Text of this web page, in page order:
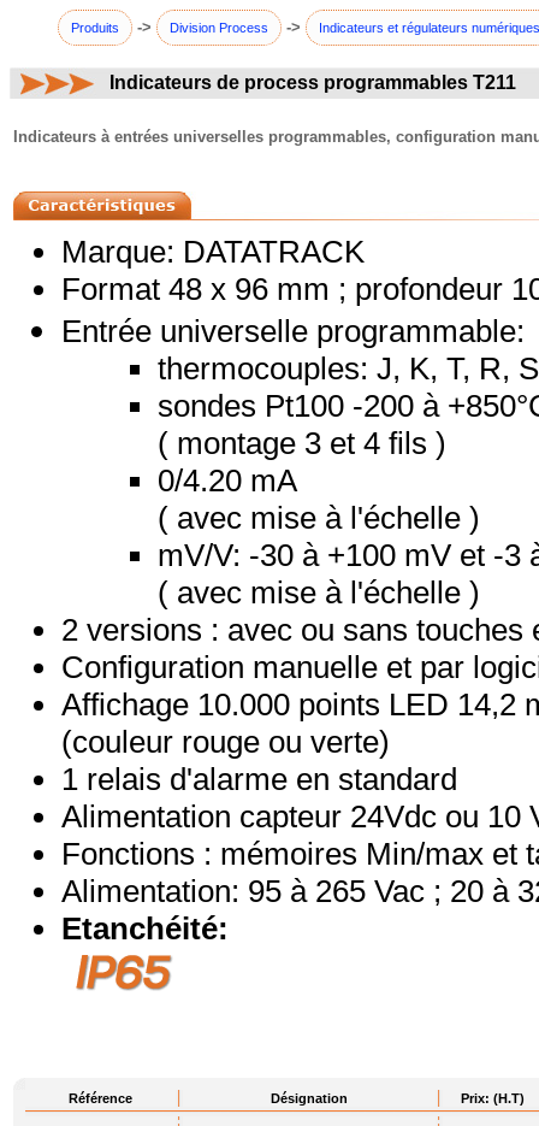
Produits -> Division Process -> Indicateurs et régulateurs numériques
Indicateurs de process programmables T211
Indicateurs à entrées universelles programmables, configuration
Marque: DATATRACK
Format 48 x 96 mm ; profondeur
Entrée universelle programmable:
thermocouples: J, K, T, R,
sondes Pt100 -200 à
( montage 3 et 4 fils )
0/4.20 mA
( avec mise à l'échelle )
mV/V: -30 à +100 mV et -3
( avec mise à l'échelle )
2 versions : avec ou sans touches
Configuration manuelle et par
Affichage 10.000 points LED 14,2
(couleur rouge ou verte)
1 relais d'alarme en standard
Alimentation capteur 24Vdc ou 10
Fonctions : mémoires Min/max et
Alimentation: 95 à 265 Vac ; 20 à
Etanchéité:
Référence Désignation Prix: (H.T)